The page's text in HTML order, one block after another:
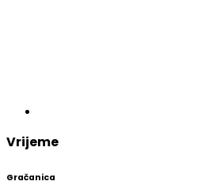
Vrijeme
Gračanica